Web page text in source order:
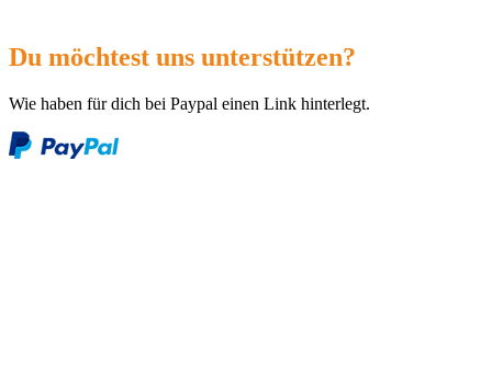
Du möchtest uns unterstützen?
Wie haben für dich bei Paypal einen Link hinterlegt.